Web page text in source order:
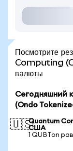
Посмотрите
Computing
валюты
Сегодняшний
(Ondo
🇺🇸Quantum
США
1 QUBTon